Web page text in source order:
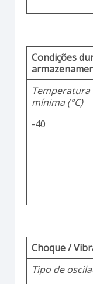
Condições
Temperatura
mínima (°C)
-40
Choque /
Tipo de